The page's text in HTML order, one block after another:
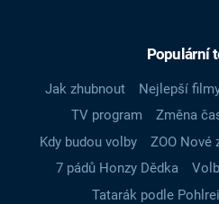
Populární
Jak zhubnout Nejlepší
TV program
Změna
Kdy budou volby
ZOO Nové
7 pádů Honzy Dědka
Tatarák podle